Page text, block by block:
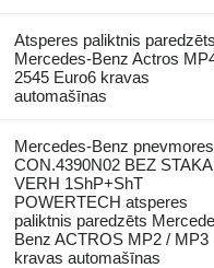
Atsperes paliktnis paredzēts
Mercedes-Benz Actros
2545 Euro6 kravas
automašīnas
Mercedes-Benz
CON.4390N02 BEZ
VERH 1ShP+ShT
POWERTECH atsperes
paliktnis paredzēts
Benz ACTROS MP2 / MP3
kravas automašīnas